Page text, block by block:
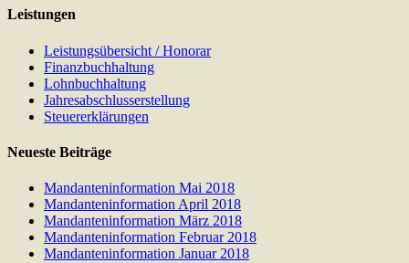
Leistungen
Leistungsübersicht / Honorar
Finanzbuchhaltung
Lohnbuchhaltung
Jahresabschlusserstellung
Steuererklärungen
Neueste Beiträge
Mandanteninformation Mai 2018
Mandanteninformation April 2018
Mandanteninformation März 2018
Mandanteninformation Februar 2018
Mandanteninformation Januar 2018